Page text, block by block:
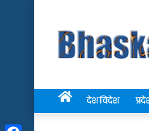
Homeदेश विदेश